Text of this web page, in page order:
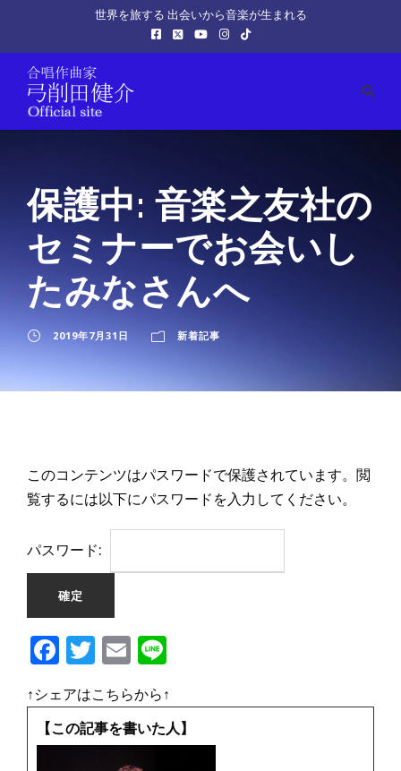
世界を旅する 出会いから音楽が生まれる
保護中: 音楽之友社の
セミナーでお会いし
たみなさんへ
2019年7月31日 新着記事
このコンテンツはパスワードで保護されています。閲
覧するには以下にパスワードを入力してください。
パスワード:
F
c
e
T
w
it
te
E
m
ai
l
e
↑シェアはこちらから↑
【この記事を書いた人】